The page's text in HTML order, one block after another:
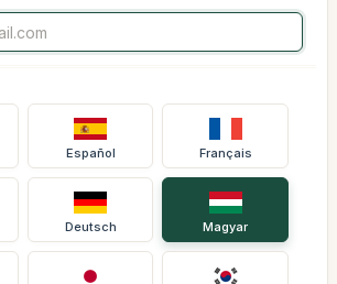
Español Français
Deutsch Magyar